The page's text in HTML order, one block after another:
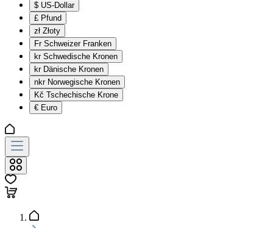
$ US-Dollar
£ Pfund
zł Złoty
Fr Schweizer Franken
kr Schwedische Kronen
kr Dänische Kronen
nkr Norwegische Kronen
Kč Tschechische Krone
€ Euro